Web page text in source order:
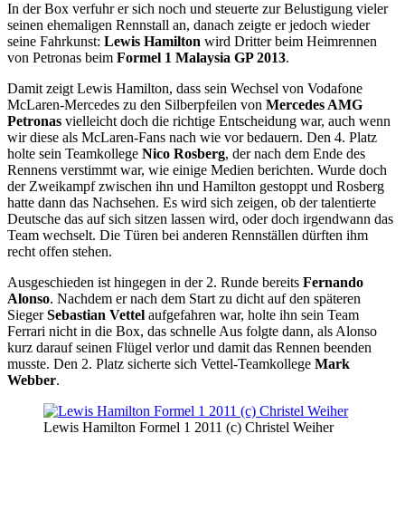
In der Box verfuhr er sich noch und steuerte zur Belustigung vieler
seinen ehemaligen Rennstall an, danach zeigte er jedoch wieder
seine Fahrkunst: Lewis Hamilton wird Dritter beim Heimrennen
von Petronas beim Formel 1 Malaysia GP 2013.
Damit zeigt Lewis Hamilton, dass sein Wechsel von Vodafone
McLaren-Mercedes zu den Silberpfeilen von Mercedes AMG
Petronas vielleicht doch die richtige Entscheidung war, auch wenn
wir diese als McLaren-Fans nach wie vor bedauern. Den 4. Platz
holte sein Teamkollege Nico Rosberg, der nach dem Ende des
Rennens verstimmt war, wie einige Medien berichten. Wurde doch
der Zweikampf zwischen ihn und Hamilton gestoppt und Rosberg
hatte dann das Nachsehen. Es wird sich zeigen, ob der talentierte
Deutsche das auf sich sitzen lassen wird, oder doch irgendwann das
Team wechselt. Die Türen bei anderen Rennställen dürften ihm
recht offen stehen.
Ausgeschieden ist hingegen in der 2. Runde bereits Fernando
Alonso. Nachdem er nach dem Start zu dicht auf den späteren
SiegerSebastian Vettel aufgefahren war, holte ihn sein Team
Ferrari nicht in die Box, das schnelle Aus folgte dann, als Alonso
kurz darauf seinen Flügel verlor und damit das Rennen beenden
musste. Den 2. Platz sicherte sich Vettel-Teamkollege Mark
Webber.
Lewis Hamilton Formel 1 2011 (c) Christel Weiher